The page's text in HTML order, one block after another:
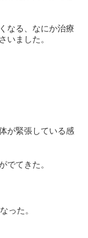
なる、なにか治療
いました。
が緊張している感
でてきた。
った。